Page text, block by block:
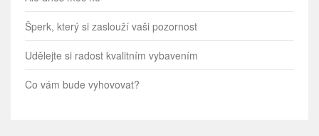
Šperk, který si zaslouží vaši pozornost
Udělejte si radost kvalitním vybavením
Co vám bude vyhovovat?